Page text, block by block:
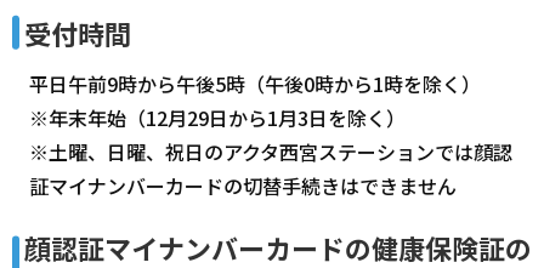
受付時間
平日午前9時から午後5時（午後0時から1時を除く）
※年末年始（12月29日から1月3日を除く）
※土曜、日曜、祝日のアクタ西宮ステーションでは顔認
証マイナンバーカードの切替手続きはできません
顔認証マイナンバーカードの健康保険証の